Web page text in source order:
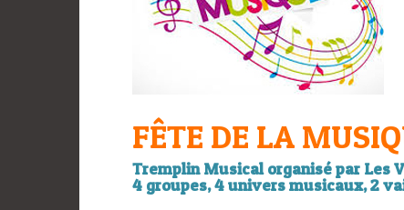
FÊTE DE LA
Tremplin Musical organisé par Les
4 groupes, 4 univers musicaux, 2